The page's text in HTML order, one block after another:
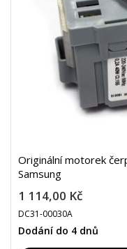
Originální motorek
Samsung
1 114,00 Kč
DC31-00030A
Dodání do 4 dnů